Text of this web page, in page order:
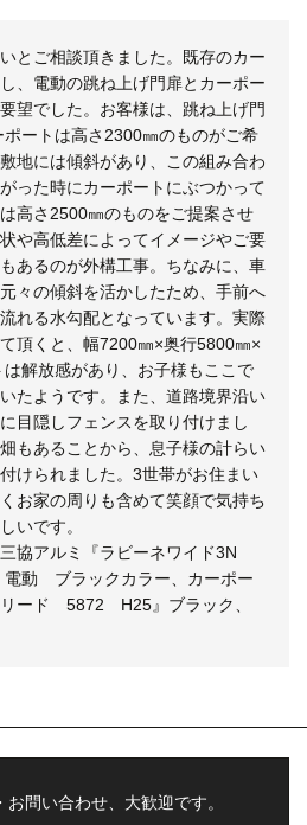
とご相談頂きました。既存のカー
、電動の跳ね上げ門扉とカーポー
望でした。お客様は、跳ね上げ門
ートは高さ2300㎜のものがご希
地には傾斜があり、この組み合わ
った時にカーポートにぶつかって
高さ2500㎜のものをご提案させ
や高低差によってイメージやご要
あるのが外構工事。ちなみに、車
々の傾斜を活かしたため、手前へ
れる水勾配となっています。実際
頂くと、幅7200㎜×奥行5800㎜×
解放感があり、お子様もここで
たようです。また、道路境界沿い
目隠しフェンスを取り付けまし
もあることから、息子様の計らい
けられました。3世帯がお住まい
お家の周りも含めて笑顔で気持ち
いです。
協アルミ『ラビーネワイド3N
動 ブラックカラー、カーポー
リード 5872 H25』ブラック、
問い合わせ、大歓迎です。